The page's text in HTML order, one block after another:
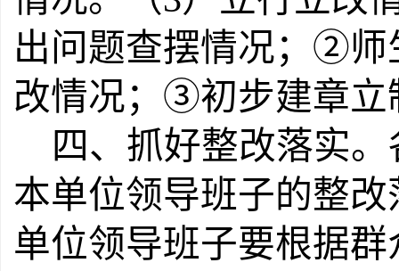
出问题查摆情况；②师
改情况；③初步建章立
四、抓好整改落实。
本单位领导班子的整
单位领导班子要根据